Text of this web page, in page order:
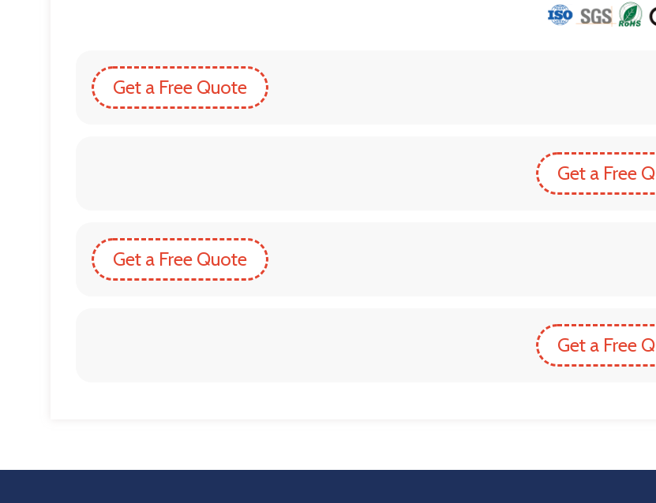
Get a Free Quote
Get a Free
Get a Free Quote
Get a Free